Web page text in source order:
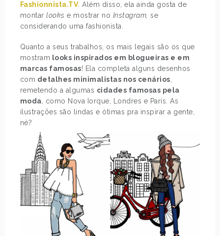
Fashionnista.TV. Além disso, ela ainda gosta de
montarlooks e mostrar no Instagram, se
considerando uma fashionista.
Quanto a seus trabalhos, os mais legais são os que
mostram looks inspirados em blogueiras e em
marcas famosas! Ela completa alguns desenhos
com detalhes minimalistas nos cenários
remetendo a algumas cidades famosas pela
moda , como Nova Iorque, Londres e Paris. As
ilustrações são lindas e ótimas pra inspirar a gente,
né?